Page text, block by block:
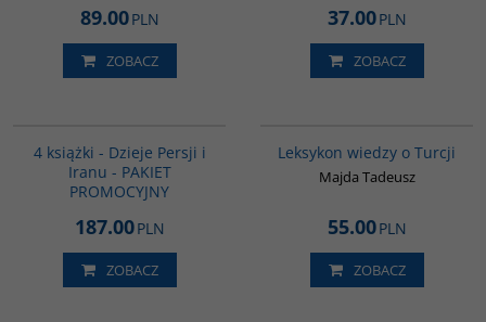
89.00PLN
ZOBACZ
37.00PLN
ZOBACZ
4 książki - Dzieje Persji i
Iranu - PAKIET
PROMOCYJNY
187.00PLN
ZOBACZ
Leksykon wiedzy o Turcji
Majda Tadeusz
55.00PLN
ZOBACZ